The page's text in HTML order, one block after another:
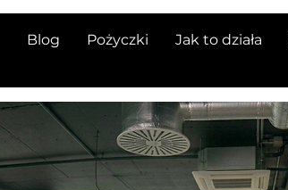
Blog Pożyczki Jak to działa